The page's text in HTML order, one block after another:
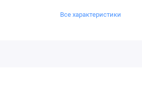
Все характеристики